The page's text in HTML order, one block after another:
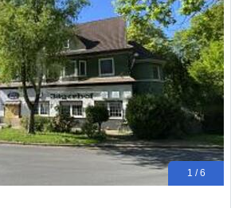
1 / 6